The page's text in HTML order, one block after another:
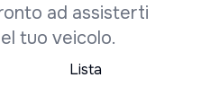
ad assisterti
tuo veicolo.
Lista